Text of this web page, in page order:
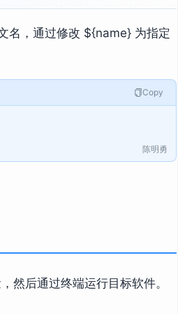
名，通过修改 ${name} 为指定
Copy
陈明勇
然后通过终端运行目标软件。